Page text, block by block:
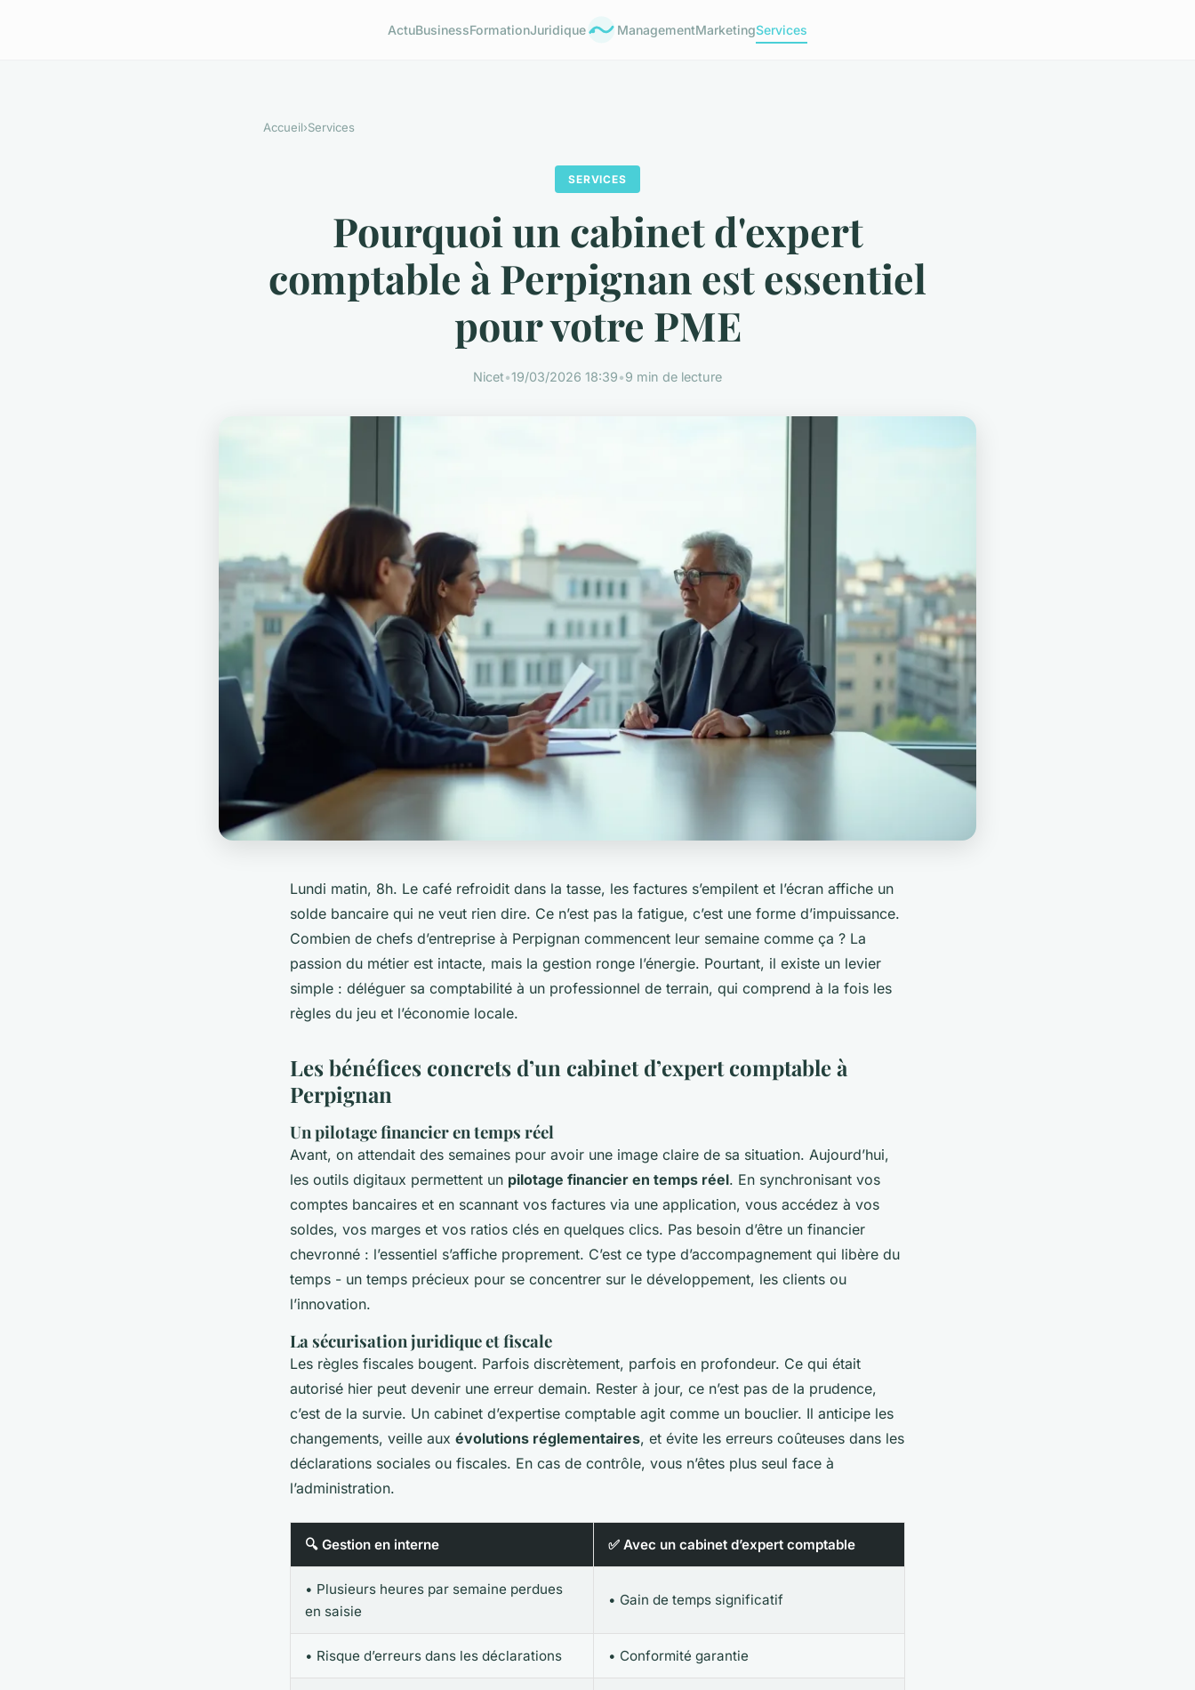
ActuBusinessFormationJuridique ManagementMarketingServices
Accueil›Services
SERVICES
Pourquoi un cabinet d'expert
comptable à Perpignan est essentiel
pour votre PME
Nicet•19/03/2026 18:39•9 min de lecture
Lundi matin, 8h. Le café refroidit dans la tasse, les factures s’empilent et l’écran affiche un
solde bancaire qui ne veut rien dire. Ce n’est pas la fatigue, c’est une forme d’impuissance.
Combien de chefs d’entreprise à Perpignan commencent leur semaine comme ça ? La
passion du métier est intacte, mais la gestion ronge l’énergie. Pourtant, il existe un levier
simple : déléguer sa comptabilité à un professionnel de terrain, qui comprend à la fois les
règles du jeu et l’économie locale.
Les bénéfices concrets d’un cabinet d’expert comptable à
Perpignan
Un pilotage financier en temps réel
Avant, on attendait des semaines pour avoir une image claire de sa situation. Aujourd’hui,
les outils digitaux permettent un pilotage financier en temps réel. En synchronisant vos
comptes bancaires et en scannant vos factures via une application, vous accédez à vos
soldes, vos marges et vos ratios clés en quelques clics. Pas besoin d’être un financier
chevronné : l’essentiel s’affiche proprement. C’est ce type d’accompagnement qui libère du
temps - un temps précieux pour se concentrer sur le développement, les clients ou
l’innovation.
La sécurisation juridique et fiscale
Les règles fiscales bougent. Parfois discrètement, parfois en profondeur. Ce qui était
autorisé hier peut devenir une erreur demain. Rester à jour, ce n’est pas de la prudence,
c’est de la survie. Un cabinet d’expertise comptable agit comme un bouclier. Il anticipe les
changements, veille aux évolutions réglementaires, et évite les erreurs coûteuses dans les
déclarations sociales ou fiscales. En cas de contrôle, vous n’êtes plus seul face à
l’administration.
🔍 Gestion en interne ✅ Avec un cabinet d’expert comptable
• Plusieurs heures par semaine perdues
en saisie
• Gain de temps significatif
• Risque d’erreurs dans les déclarations • Conformité garantie